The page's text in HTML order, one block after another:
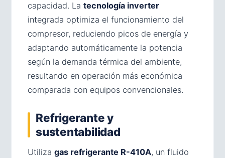
capacidad. La tecnología inverter
integrada optimiza el funcionamiento del
compresor, reduciendo picos de energía y
adaptando automáticamente la potencia
según la demanda térmica del ambiente,
resultando en operación más económica
comparada con equipos convencionales.
Refrigerante y
sustentabilidad
Utiliza gas refrigerante R-410A, un fluido